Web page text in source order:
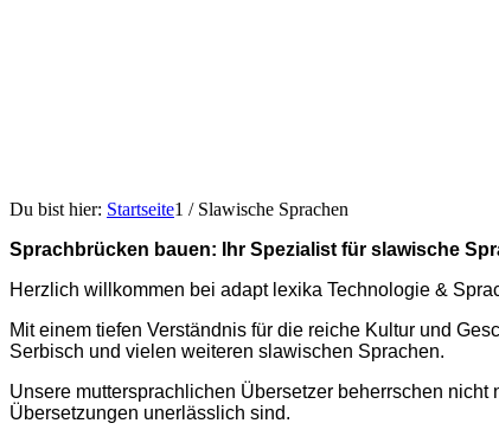
Du bist hier: Startseite1 / Slawische Sprachen
Sprachbrücken bauen: Ihr Spezialist für slawische
Herzlich willkommen bei adapt lexika Technologie &
Mit einem tiefen Verständnis für die reiche Kultur und
Serbisch und vielen weiteren slawischen Sprachen.
Unsere muttersprachlichen Übersetzer beherrschen
Übersetzungen unerlässlich sind.